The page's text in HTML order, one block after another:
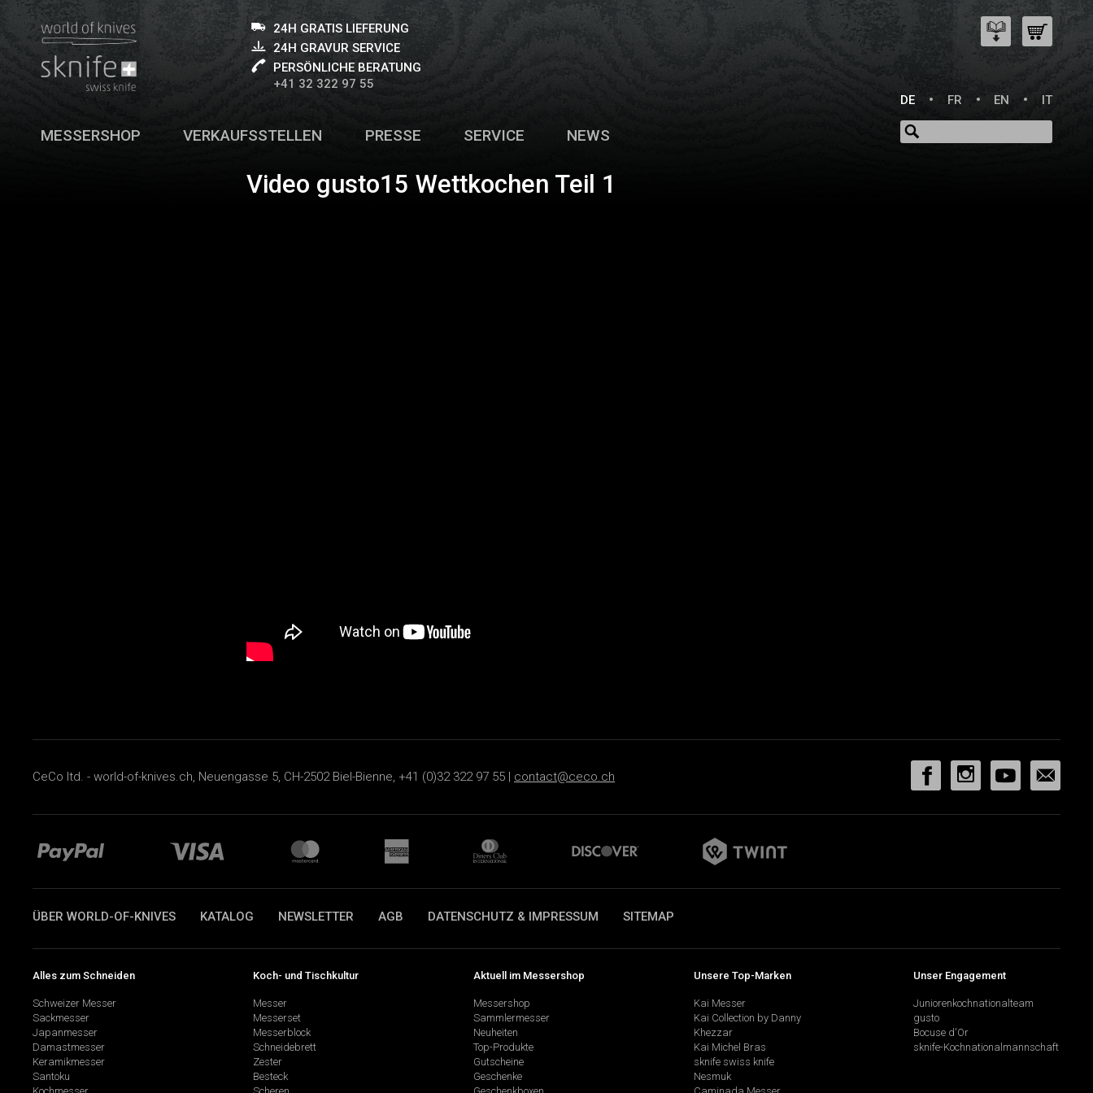
24H GRATIS LIEFERUNG
24H GRAVUR SERVICE
PERSÖNLICHE BERATUNG
+41 32 322 97 55
DE
FR EN IT
MESSERSHOP VERKAUFSSTELLEN PRESSE SERVICE NEWS
Video gusto15 Wettkochen Teil 1
CeCo ltd. - world-of-knives.ch, Neuengasse 5, CH-2502 Biel-Bienne, +41 (0)32 322 97 55 | contact@ceco.ch
ÜBER WORLD-OF-KNIVES KATALOG NEWSLETTER AGB DATENSCHUTZ & IMPRESSUM SITEMAP
Alles zum Schneiden
Schweizer Messer
Sackmesser
Japanmesser
Damastmesser
Keramikmesser
Santoku
Koch- und Tischkultur
Messer
Messerset
Messerblock
Schneidebrett
Zester
Besteck
Aktuell im Messershop
Messershop
Sammlermesser
Neuheiten
Top-Produkte
Gutscheine
Geschenke
Unsere Top-Marken
Kai Messer
Kai Collection by Danny
Khezzar
Kai Michel Bras
sknife swiss knife
Nesmuk
Unser Engagement
Juniorenkochnationalteam
gusto
Bocuse d'Or
sknife-Kochnationalmannschaft